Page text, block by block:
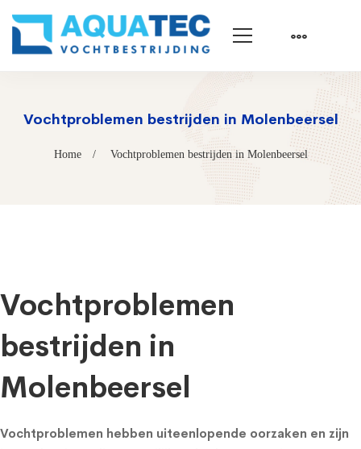
Vochtproblemen bestrijden in Molenbeersel
Home Vochtproblemen bestrijden in Molenbeersel
Vochtproblemen
bestrijden in
Molenbeersel
Vochtproblemen hebben uiteenlopende oorzaken en zijn